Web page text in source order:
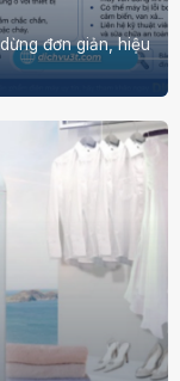
đơn giản, hiệu